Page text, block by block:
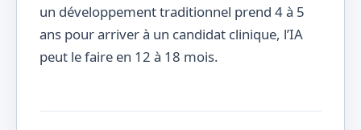
un développement traditionnel prend 4 à 5
ans pour arriver à un candidat clinique, l’IA
peut le faire en 12 à 18 mois.